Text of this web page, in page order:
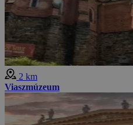
2 km
Viaszmúzeum